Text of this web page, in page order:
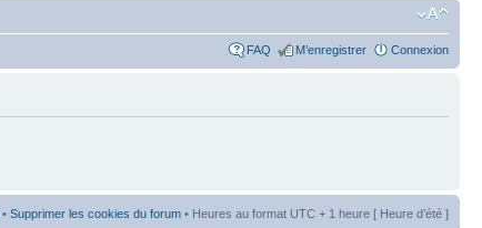
FAQ M’enregistrer Connexion
• Supprimer les cookies du forum • Heures au format UTC + 1 heure [ Heure d’été ]